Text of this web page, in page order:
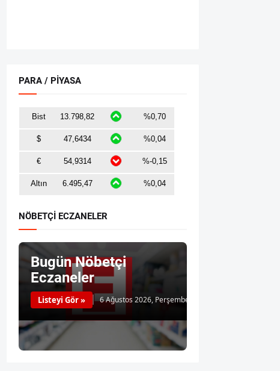
PARA / PİYASA
NÖBETÇİ ECZANELER
Bugün Nöbetçi
Eczaneler
Listeyi Gör » 6 Ağustos 2026, Perşembe